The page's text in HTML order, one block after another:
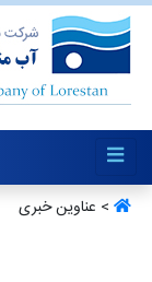
> عناوین خبری